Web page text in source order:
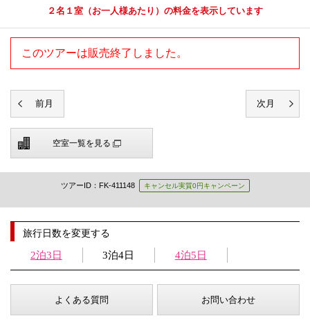
２名１室 （お一人様あたり）の料金を表示しています
このツアーは販売終了しました。
空室一覧を見る
ツアーID：FK-411148 キャンセル実質0円キャンペーン
旅行日数を変更する
2泊3日 3泊4日 4泊5日
よくある質問 お問い合わせ